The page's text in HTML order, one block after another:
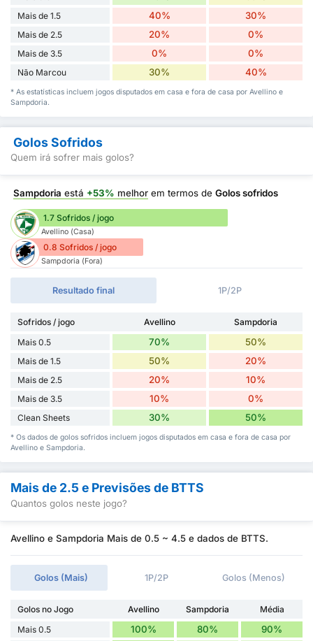
Mais de 1.5 40% 30%
Mais de 2.5 20% 0%
Mais de 3.5 0% 0%
Não Marcou 30% 40%
* As estatísticas incluem jogos disputados em casa e fora de casa por Avellino e
Sampdoria.
Golos Sofridos
Quem irá sofrer mais golos?
Sampdoria está +53% melhor em termos de Golos sofridos
1.7 Sofridos / jogo
Avellino (Casa)
0.8 Sofridos / jogo
Sampdoria (Fora)
Resultado final 1P/2P
Sofridos / jogo Avellino
Sampdoria
Mais 0.5
70% 50%
Mais de 1.5 50% 20%
Mais de 2.5 20% 10%
Mais de 3.5 10% 0%
Clean Sheets 30% 50%
* Os dados de golos sofridos incluem jogos disputados em casa e fora de casa por
Avellino e Sampdoria.
Mais de 2.5 e Previsões de BTTS
Quantos golos neste jogo?
Avellino e Sampdoria Mais de 0.5 ~ 4.5 e dados de BTTS.
Golos (Mais) 1P/2P Golos (Menos)
Golos no Jogo Avellino Sampdoria
Média
Mais 0.5
100% 80% 90%